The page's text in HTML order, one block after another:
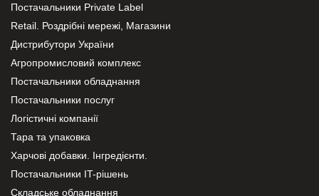
Постачальники Private Label
Retail. Роздрібні мережі, Магазини
Дистрибутори України
Агропромисловий комплекс
Постачальники обладнання
Постачальники послуг
Логістичні компанії
Тара та упаковка
Харчові добавки. Інгредієнти.
Постачальники IT-рішень
Складське обладнання